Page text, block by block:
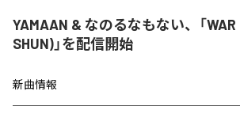
YAMAAN & なのるなもない、「
SHUN)」を配信開始
新曲情報